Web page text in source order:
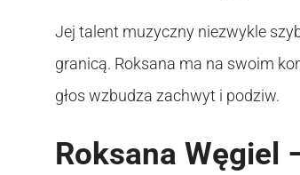
Jej talent muzyczny niezwykle
granicą. Roksana ma na swoim
głos wzbudza zachwyt i podziw.
Roksana Węgiel